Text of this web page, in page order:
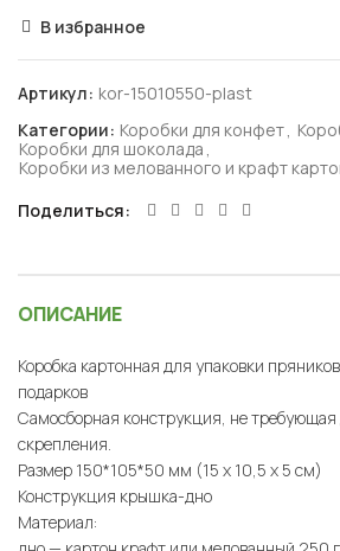
В избранное
Артикул: kor-15010550-plast
Категории: Коробки для конфет,
Коробки для шоколада ,
Коробки из мелованного и крафт
Поделиться
ОПИСАНИЕ
Коробка картонная для упаковки
подарков
Самосборная конструкция, не требующая
скрепления.
Размер 150*105*50 мм (15 х 10,5 х 5 см)
Конструкция крышка-дно
Материал: